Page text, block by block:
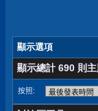
顯示選項
顯示總計 690 則
按照: